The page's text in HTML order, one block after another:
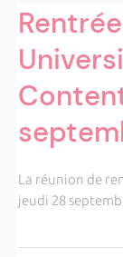
La réunion de
jeudi 28